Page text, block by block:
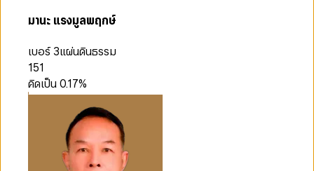
มานะ แรงมูลพฤกษ์
เบอร์ 3แผ่นดินธรรม
151
คิดเป็น0.17%